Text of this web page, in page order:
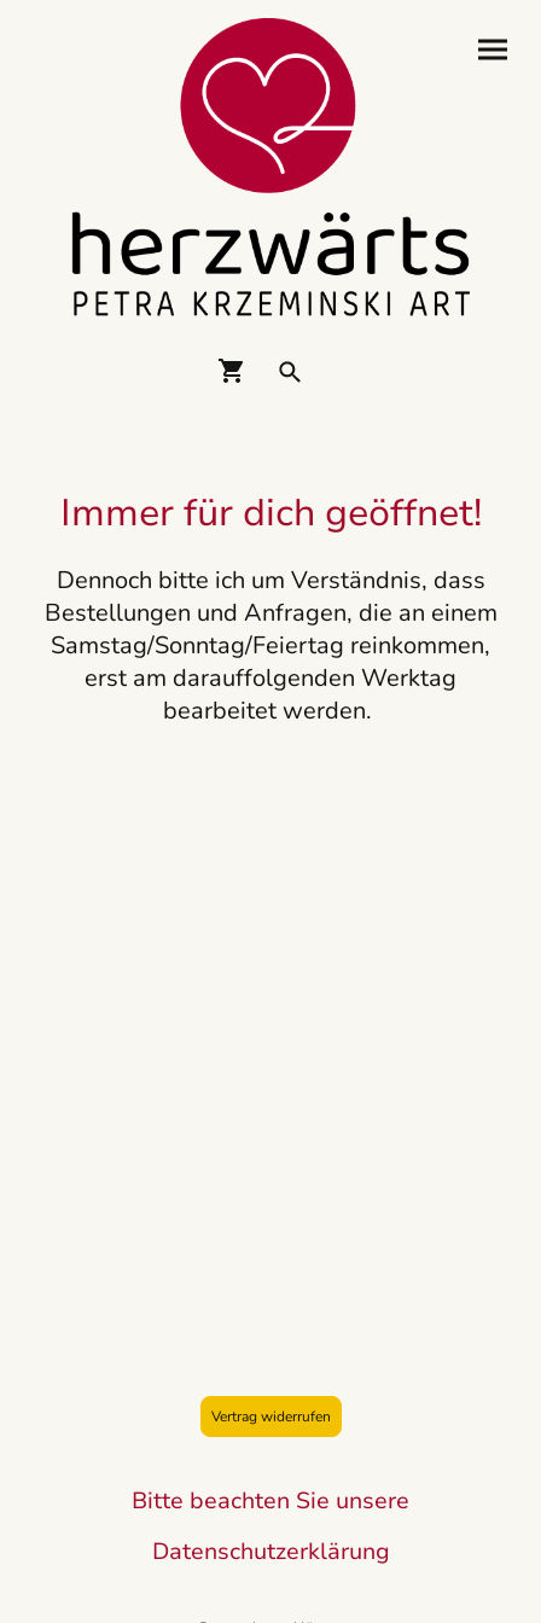
Immer für dich geöffnet!
Dennoch bitte ich um Verständnis, dass
Bestellungen und Anfragen, die an einem
Samstag/Sonntag/Feiertag reinkommen,
erst am darauffolgenden Werktag
bearbeitet werden.
Vertrag widerrufen
Bitte beachten Sie unsere
Datenschutzerklärung